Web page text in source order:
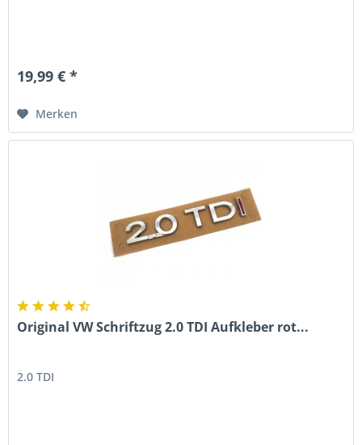
19,99 € *
Merken
Original VW Schriftzug 2.0 TDI Aufkleber rot...
2.0 TDI